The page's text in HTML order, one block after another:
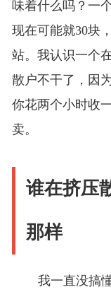
味着什么吗？一
现在可能就30块
站。我认识一个
散户不干了，因
你花两个小时收
卖。
谁在挤压
那样
我一直没搞